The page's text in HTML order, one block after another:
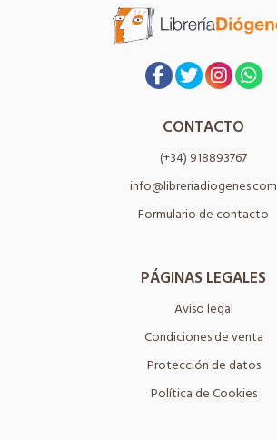
CONTACTO
(+34) 918893767
info@libreriadiogenes.com
Formulario de contacto
PÁGINAS LEGALES
Aviso legal
Condiciones de venta
Protección de datos
Política de Cookies